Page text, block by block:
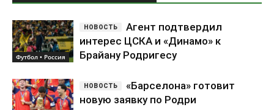
Футбол • Россия
Агент подтвердил
интерес ЦСКА и «Динамо» к
Брайану Родригесу
«Барселона» готовит
новую заявку по Родри